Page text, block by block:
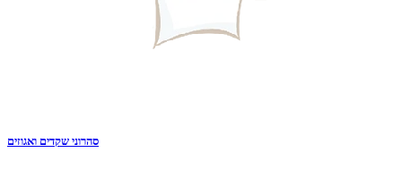
סהרוני שקדים ואגוזים